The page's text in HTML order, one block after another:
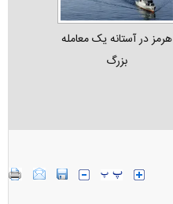
هرمز در آستانه یک معامله
بزرگ